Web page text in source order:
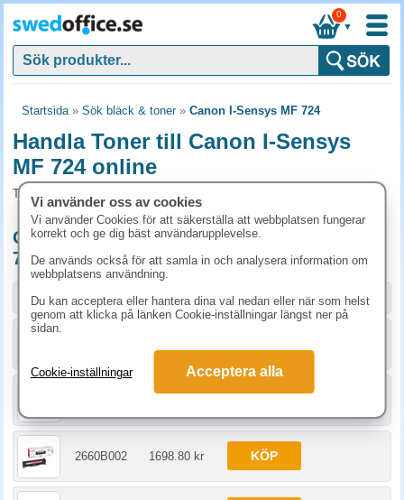
▼
0
Startsida» Sök bläck & toner» Canon I-Sensys MF 724
Handla Toner till Canon I-Sensys
MF 724 online
Toner och tillbehör som passar till Canon I-Sensys MF 724
Originalprodukter till Canon I-Sensys MF
724
Storlek / info Art.nr
2660B002 1698.80 kr KÖP
Vi använder oss av cookies
Vi använder Cookies för att säkerställa att webbplatsen fungerar
korrekt och ge dig bäst användarupplevelse.
De används också för att samla in och analysera information om
webbplatsens användning.
Du kan acceptera eller hantera dina val nedan eller när som helst
genom att klicka på länken Cookie-inställningar längst ner på
sidan.
Cookie-inställningar Acceptera alla